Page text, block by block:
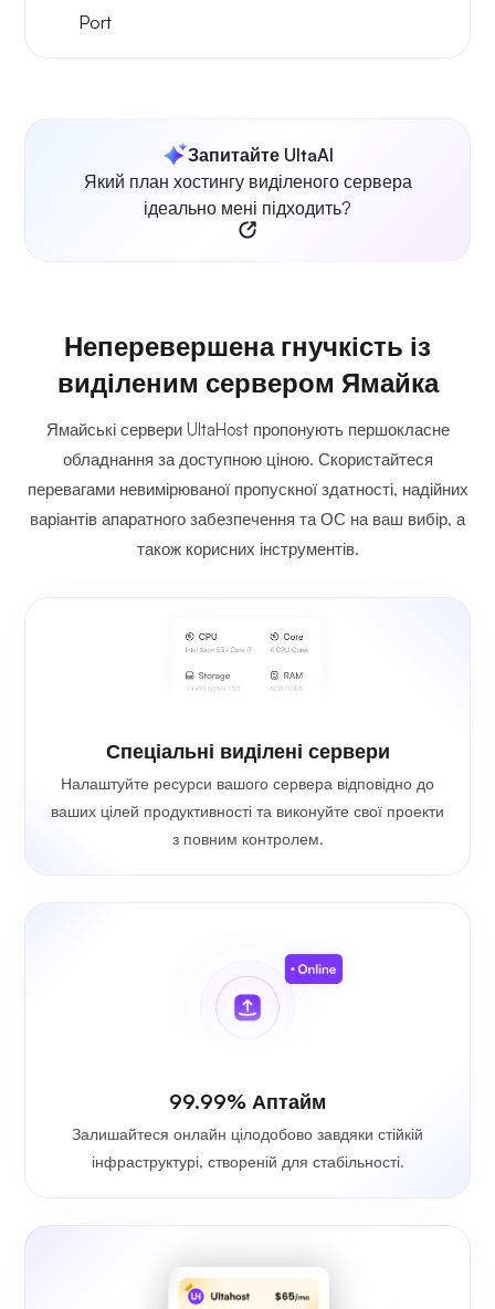
Port
Запитайте UltaAI
Який план хостингу виділеного сервера
ідеально мені підходить?
Неперевершена гнучкість із
виділеним сервером Ямайка
Ямайські сервери UltaHost пропонують першокласне
обладнання за доступною ціною. Скористайтеся
перевагами невимірюваної пропускної здатності, надійних
варіантів апаратного забезпечення та ОС на ваш вибір, а
також корисних інструментів.
Спеціальні виділені сервери
Налаштуйте ресурси вашого сервера відповідно до
ваших цілей продуктивності та виконуйте свої проекти
з повним контролем.
99.99% Аптайм
Залишайтеся онлайн цілодобово завдяки стійкій
інфраструктурі, створеній для стабільності.